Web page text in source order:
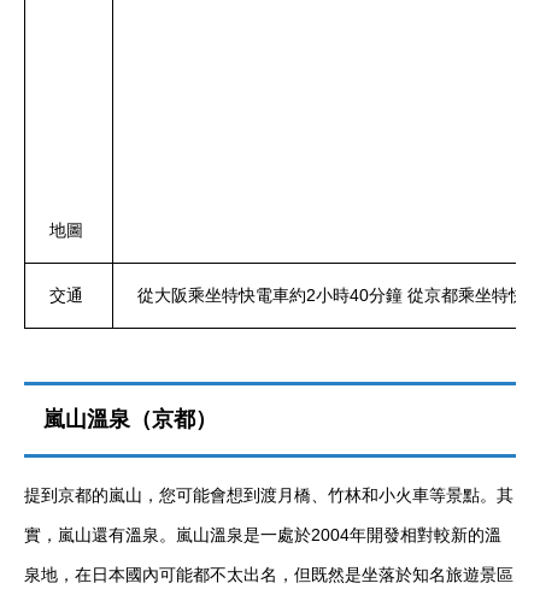
地圖
交通 從大阪乘坐特快電車約2小時40分鐘 從京都乘坐特快
嵐山溫泉（京都）
提到京都的嵐山，您可能會想到渡月橋、竹林和小火車等景點。其
實，嵐山還有溫泉。嵐山溫泉是一處於2004年開發相對較新的溫
泉地，在日本國內可能都不太出名，但既然是坐落於知名旅遊景區